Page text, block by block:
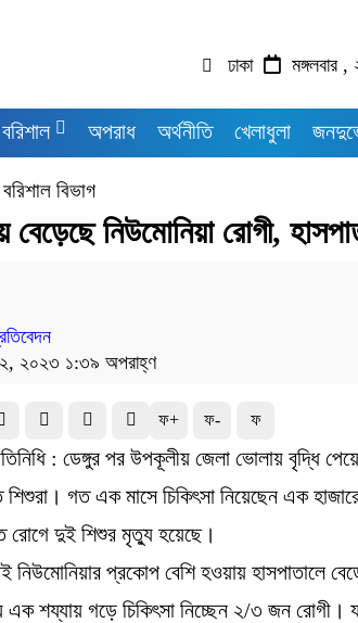
ঢাকা
বরিশাল অপরাধ অর্থনীতি খেলাধুলা
বরিশাল বিভাগ
বেড়েছে নিউমোনিয়া রোগী,
২০২৩ ১:৩৯ অপরাহ্ণ
ফ+ ফ- ফ
: ডেঙ্গুর পর উপকূলীয় জেলা ভোলায় বৃদ্ধি
গত এক মাসে চিকিৎসা নিয়েছেন এক
রোগে দুই শিশুর মৃত্যু হয়েছে।
নিউমোনিয়ার প্রকোপ বেশি হওয়ায় হাসপাতালে
এক শয্যায় গড়ে চিকিৎসা নিচ্ছেন ২/৩ জন রোগী।